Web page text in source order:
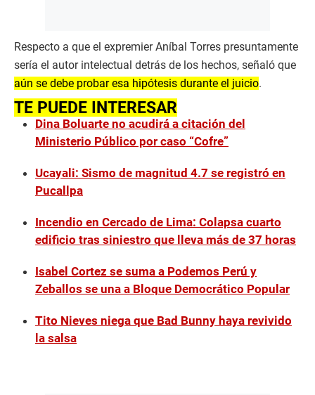
Respecto a que el expremier Aníbal Torres presuntamente
sería el autor intelectual detrás de los hechos, señaló que
aún se debe probar esa hipótesis durante el juicio.
TE PUEDE INTERESAR
Dina Boluarte no acudirá a citación del
Ministerio Público por caso “Cofre”
Ucayali: Sismo de magnitud 4.7 se registró en
Pucallpa
Incendio en Cercado de Lima: Colapsa cuarto
edificio tras siniestro que lleva más de 37 horas
Isabel Cortez se suma a Podemos Perú y
Zeballos se una a Bloque Democrático Popular
Tito Nieves niega que Bad Bunny haya revivido
la salsa